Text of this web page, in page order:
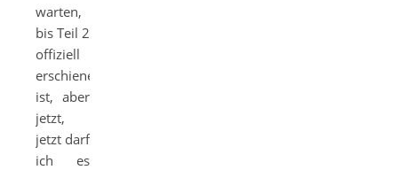
warten,
bis Teil 2
offiziell
erschienen
ist, aber
jetzt,
jetzt darf
ich es